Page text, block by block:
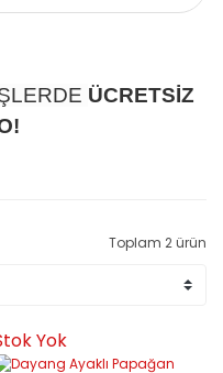
ÜCRETSİZ
Toplam 2 ürün
Yok